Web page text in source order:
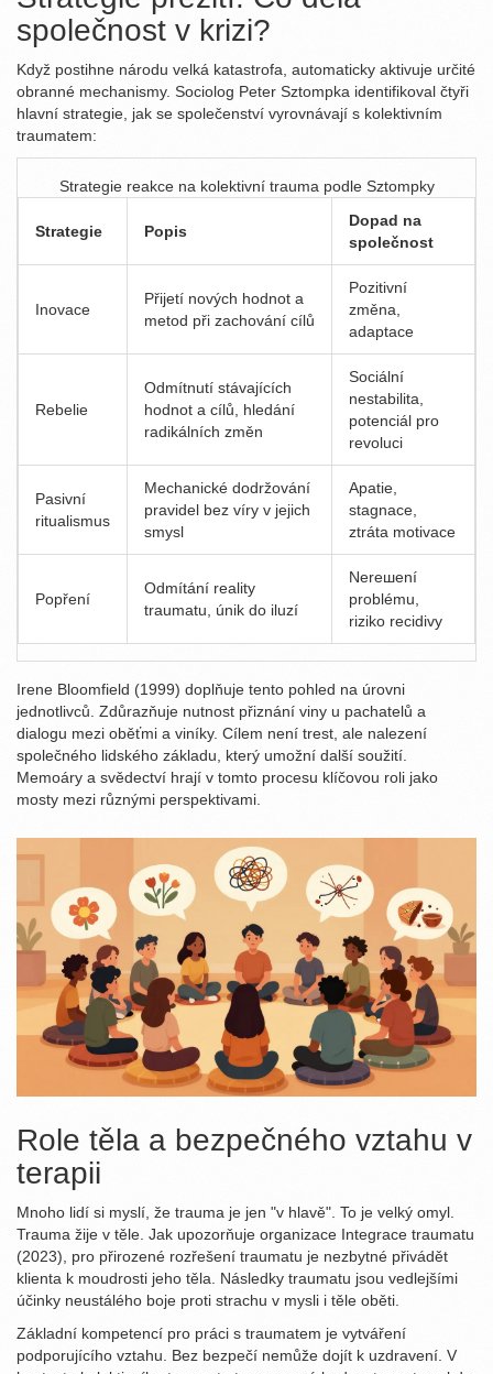
společnost v krizi?
Když postihne národu velká katastrofa, automaticky aktivuje určité
obranné mechanismy. Sociolog Peter Sztompka identifikoval čtyři
hlavní strategie, jak se společenství vyrovnávají s kolektivním
traumatem:
Strategie reakce na kolektivní trauma podle Sztompky
Strategie Popis
Dopad na
společnost
Inovace
Přijetí nových hodnot a
metod při zachování cílů
Pozitivní
změna,
adaptace
Rebelie
Odmítnutí stávajících
hodnot a cílů, hledání
radikálních změn
Sociální
nestabilita,
potenciál pro
revoluci
Pasivní
ritualismus
Mechanické dodržování
pravidel bez víry v jejich
smysl
Apatie,
stagnace,
ztráta motivace
Popření
Odmítání reality
traumatu, únik do iluzí
Nerешení
problému,
riziko recidivy
Irene Bloomfield (1999) doplňuje tento pohled na úrovni
jednotlivců. Zdůrazňuje nutnost přiznání viny u pachatelů a
dialogu mezi oběťmi a viníky. Cílem není trest, ale nalezení
společného lidského základu, který umožní další soužití.
Memoáry a svědectví hrají v tomto procesu klíčovou roli jako
mosty mezi různými perspektivami.
Role těla a bezpečného vztahu v
terapii
Mnoho lidí si myslí, že trauma je jen "v hlavě". To je velký omyl.
Trauma žije v těle. Jak upozorňuje organizace Integrace traumatu
(2023), pro přirozené rozřešení traumatu je nezbytné přivádět
klienta k moudrosti jeho těla. Následky traumatu jsou vedlejšími
účinky neustálého boje proti strachu v mysli i těle oběti.
Základní kompetencí pro práci s traumatem je vytváření
podporujícího vztahu. Bez bezpečí nemůže dojít k uzdravení. V